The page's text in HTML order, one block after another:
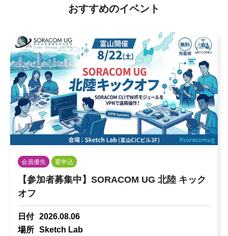
おすすめのイベント
会員優先 要申込
【参加者募集中】SORACOM UG 北陸 キック
オフ
日付 2026.08.06
場所 Sketch Lab